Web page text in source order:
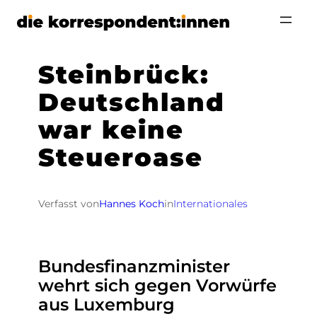
Zum
Steinbrück:
Deutschland
war keine
Steueroase
Verfasst vonHannes KochinInternationales
Bundesfinanzminister
wehrt sich gegen Vorwürfe
aus Luxemburg